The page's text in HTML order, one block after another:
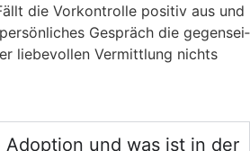
die Vor­kon­trol­le posi­tiv aus und
Gespräch die gegen­sei­
lie­be­vol­len Ver­mitt­lung nichts
Adop­ti­on und was ist in der